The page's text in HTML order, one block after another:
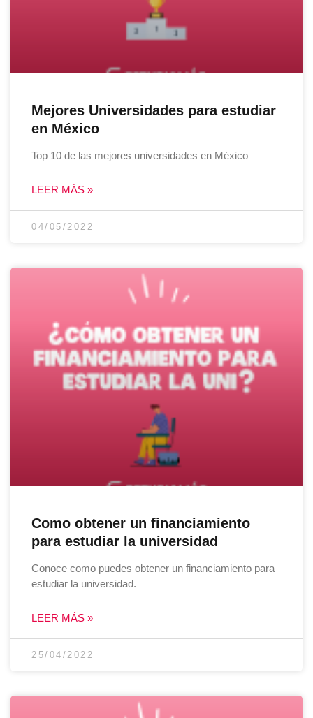
Mejores Universidades para estudiar
en México
Top 10 de las mejores universidades en México
LEER MÁS »
04/05/2022
Como obtener un financiamiento
para estudiar la universidad
Conoce como puedes obtener un financiamiento para
estudiar la universidad.
LEER MÁS »
25/04/2022